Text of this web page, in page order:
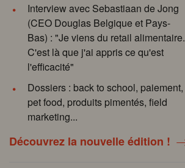
Interview avec Sebastiaan de Jong
(CEO Douglas Belgique et Pays-
Bas) : "Je viens du retail alimentaire.
C'est là que j'ai appris ce qu'est
l'efficacité"
Dossiers : back to school, paiement,
pet food, produits pimentés, field
marketing...
Découvrez la nouvelle édition !